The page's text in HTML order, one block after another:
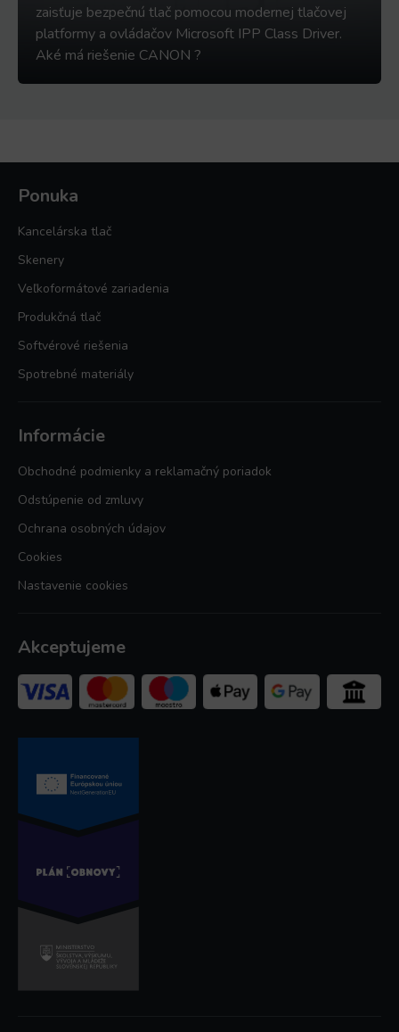
zaisťuje bezpečnú tlač pomocou modernej tlačovej
platformy a ovládačov Microsoft IPP Class Driver.
Aké má riešenie CANON ?
Ponuka
Kancelárska tlač
Skenery
Veľkoformátové zariadenia
Produkčná tlač
Softvérové riešenia
Spotrebné materiály
Informácie
Obchodné podmienky a reklamačný poriadok
Odstúpenie od zmluvy
Ochrana osobných údajov
Cookies
Nastavenie cookies
Akceptujeme